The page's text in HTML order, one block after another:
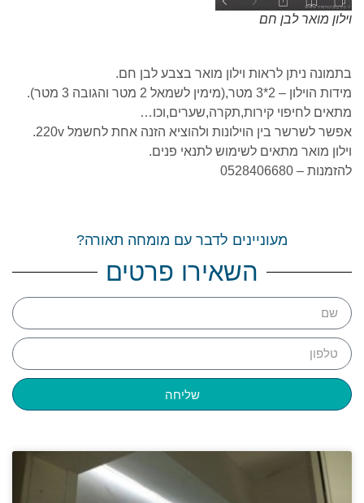
וילון מואר לבן חם
בתמונה ניתן לראות וילון מואר בצבע לבן חם.
מידות הוילון – 2*3 מטר,(מימין לשמאל 2 מטר והגובה 3 מטר).
מתאים לחיפוי קירות,תקרה,שערים,וכו…
אפשר לשרשר בין הוילונות ולהוציא הזנה אחת לחשמל 220v.
וילון מואר מתאים לשימוש לתנאי פנים.
להזמנות – 0528406680
מעוניינים לדבר עם מומחה תאורה?
השאירו פרטים
שליחה